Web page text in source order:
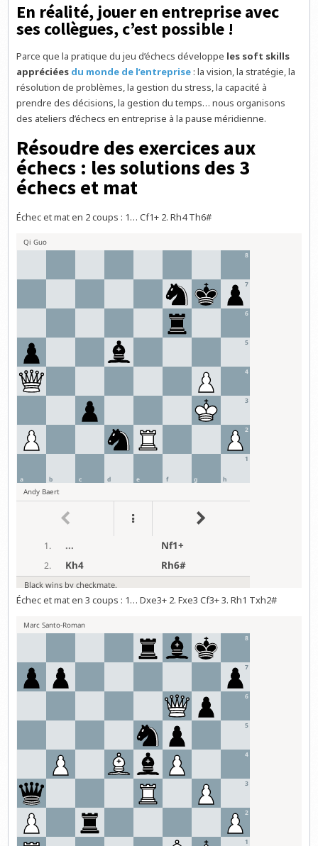
En réalité, jouer en entreprise avec
ses collègues, c’est possible !
Parce que la pratique du jeu d’échecs développe les soft skills
appréciées du monde de l’entreprise : la vision, la stratégie, la
résolution de problèmes, la gestion du stress, la capacité à
prendre des décisions, la gestion du temps… nous organisons
des ateliers d’échecs en entreprise à la pause méridienne.
Résoudre des exercices aux
échecs : les solutions des 3
échecs et mat
Échec et mat en 2 coups : 1… Cf1+ 2. Rh4 Th6#
Échec et mat en 3 coups : 1… Dxe3+ 2. Fxe3 Cf3+ 3. Rh1 Txh2#